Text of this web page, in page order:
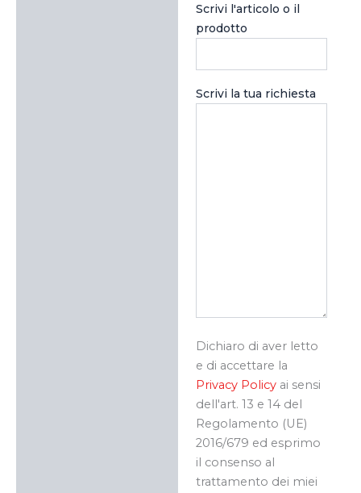
Scrivi l'articolo o il
prodotto
Scrivi la tua richiesta
Dichiaro di aver letto
e di accettare la
Privacy Policyai sensi
dell'art. 13 e 14 del
Regolamento (UE)
2016/679 ed esprimo
il consenso al
trattamento dei miei